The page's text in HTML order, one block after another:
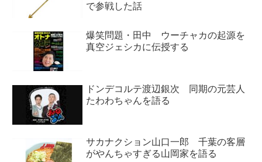
で参戦した話
爆笑問題・田中 ウーチャカの起源を
真空ジェシカに伝授する
ドンデコルテ渡辺銀次 同期の元芸人
たわわちゃんを語る
サカナクション山口一郎 千葉の客層
がやんちゃすぎる山岡家を語る